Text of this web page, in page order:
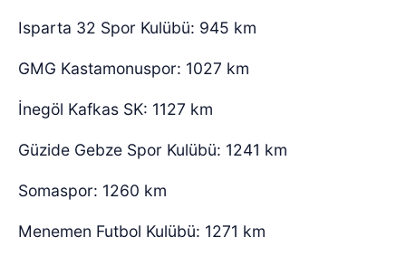
Isparta 32 Spor Kulübü: 945 km
GMG Kastamonuspor: 1027 km
İnegöl Kafkas SK: 1127 km
Güzide Gebze Spor Kulübü: 1241 km
Somaspor: 1260 km
Menemen Futbol Kulübü: 1271 km